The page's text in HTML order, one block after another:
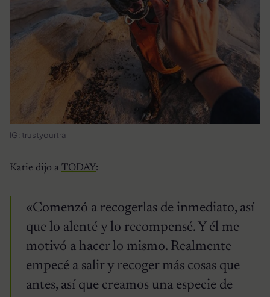
IG: trustyourtrail
Katie dijo a TODAY:
«Comenzó a recogerlas de inmediato, así
que lo alenté y lo recompensé. Y él me
motivó a hacer lo mismo. Realmente
empecé a salir y recoger más cosas que
antes, así que creamos una especie de